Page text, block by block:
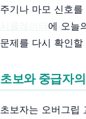
주기나 마모 신호
에 오늘
문제를 다시 확인
초보와 중급자
초보자는 오버그립